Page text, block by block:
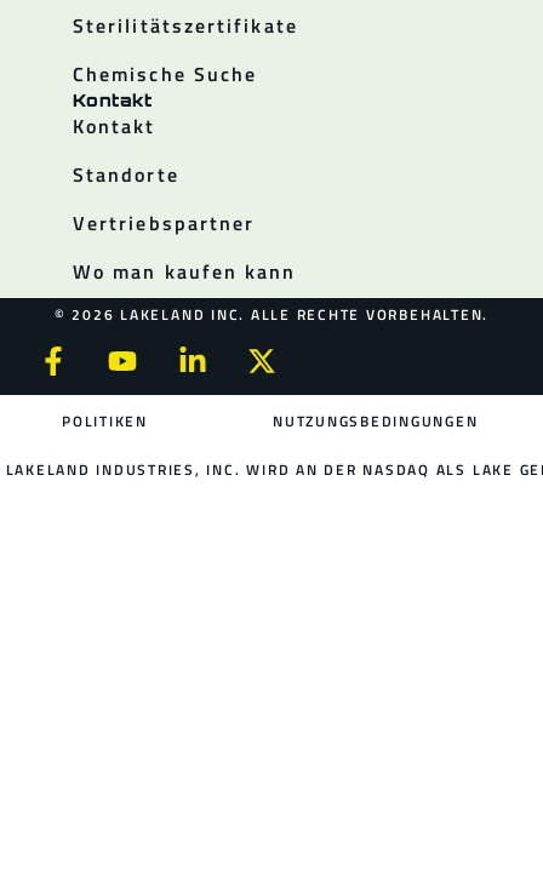
Sterilitätszertifikate
Chemische Suche
Kontakt
Kontakt
Standorte
Vertriebspartner
Wo man kaufen kann
© 2026 LAKELAND INC. ALLE RECHTE VORBEHALTEN.
POLITIKEN NUTZUNGSBEDINGUNGEN
LAKELAND INDUSTRIES, INC. WIRD AN DER NASDAQ ALS LAKE